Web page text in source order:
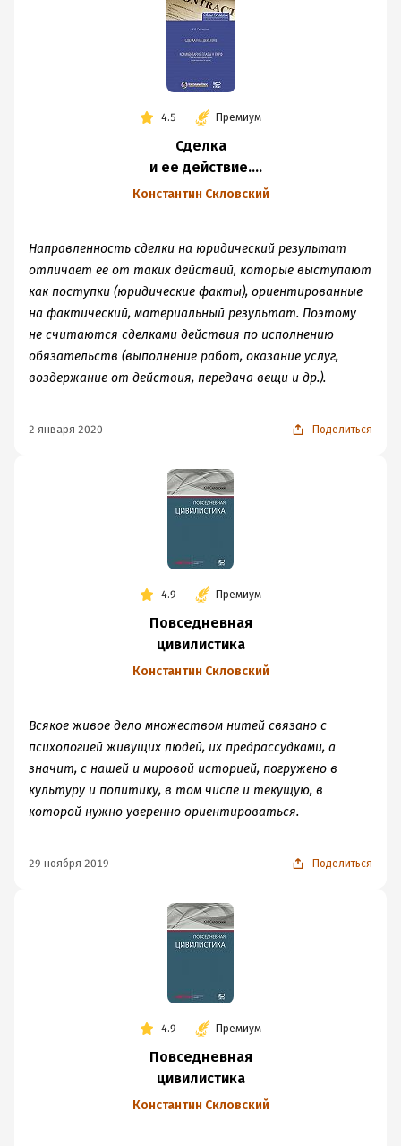
4.5 Премиум
Сделка
и ее действие.
Комментарий главы
сделок.
Недействительность
сделок)
Константин Скловский
Направленность сделки на юридический результат
отличает ее от таких действий, которые выступают
как поступки (юридические факты), ориентированные
на фактический, материальный результат. Поэтому
не считаются сделками действия по исполнению
обязательств (выполнение работ, оказание услуг,
воздержание от действия, передача вещи и др.).
2 января 2020 Поделиться
4.9 Премиум
Повседневная
цивилистика
Константин Скловский
Всякое живое дело множеством нитей связано с
психологией живущих людей, их предрассудками, а
значит, с нашей и мировой историей, погружено в
культуру и политику, в том числе и текущую, в
которой нужно уверенно ориентироваться.
29 ноября 2019 Поделиться
4.9 Премиум
Повседневная
цивилистика
Константин Скловский